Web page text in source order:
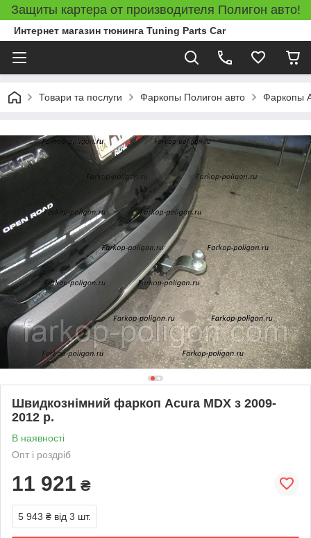
Защиты картера от производителя Полигон авто!
Интернет магазин тюнинга Tuning Parts Car
Товари та послуги Фаркопы Полигон авто Фаркопы
Швидкознімний фаркоп Acura MDX з 2009-
2012 р.
В наявності
Опт і роздріб
11 921 ₴
5 943 ₴ від 3 шт.